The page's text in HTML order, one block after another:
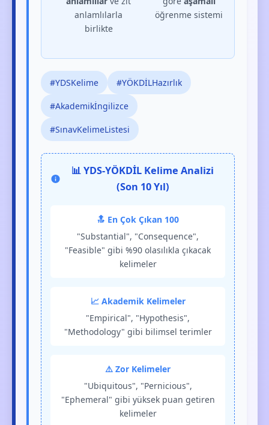
anlamlılarla
birlikte
öğrenme sistemi
#YDSKelime #YÖKDİLHazırlık
#Akademikİngilizce
#SınavKelimeListesi
📊 YDS-YÖKDİL Kelime Analizi
(Son 10 Yıl)
🔝 En Çok Çıkan 100
"Substantial", "Consequence",
"Feasible" gibi %90 olasılıkla çıkacak
kelimeler
📈 Akademik Kelimeler
"Empirical", "Hypothesis",
"Methodology" gibi bilimsel terimler
⚠️ Zor Kelimeler
"Ubiquitous", "Pernicious",
"Ephemeral" gibi yüksek puan getiren
kelimeler